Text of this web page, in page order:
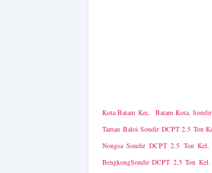
Kota Batam Kec. Batam Kota,
Taman Baloi Sondir DCPT 2.5 Ton
Nongsa Sondir DCPT 2.5 Ton
BengkongSondir DCPT 2.5 Ton